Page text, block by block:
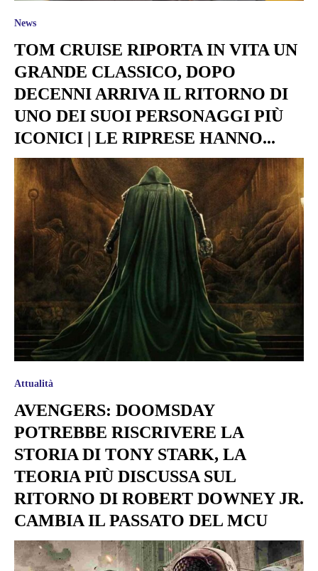
News
TOM CRUISE RIPORTA IN VITA UN
GRANDE CLASSICO, DOPO
DECENNI ARRIVA IL RITORNO DI
UNO DEI SUOI PERSONAGGI PIÙ
ICONICI | LE RIPRESE HANNO...
Attualità
AVENGERS: DOOMSDAY
POTREBBE RISCRIVERE LA
STORIA DI TONY STARK, LA
TEORIA PIÙ DISCUSSA SUL
RITORNO DI ROBERT DOWNEY JR.
CAMBIA IL PASSATO DEL MCU